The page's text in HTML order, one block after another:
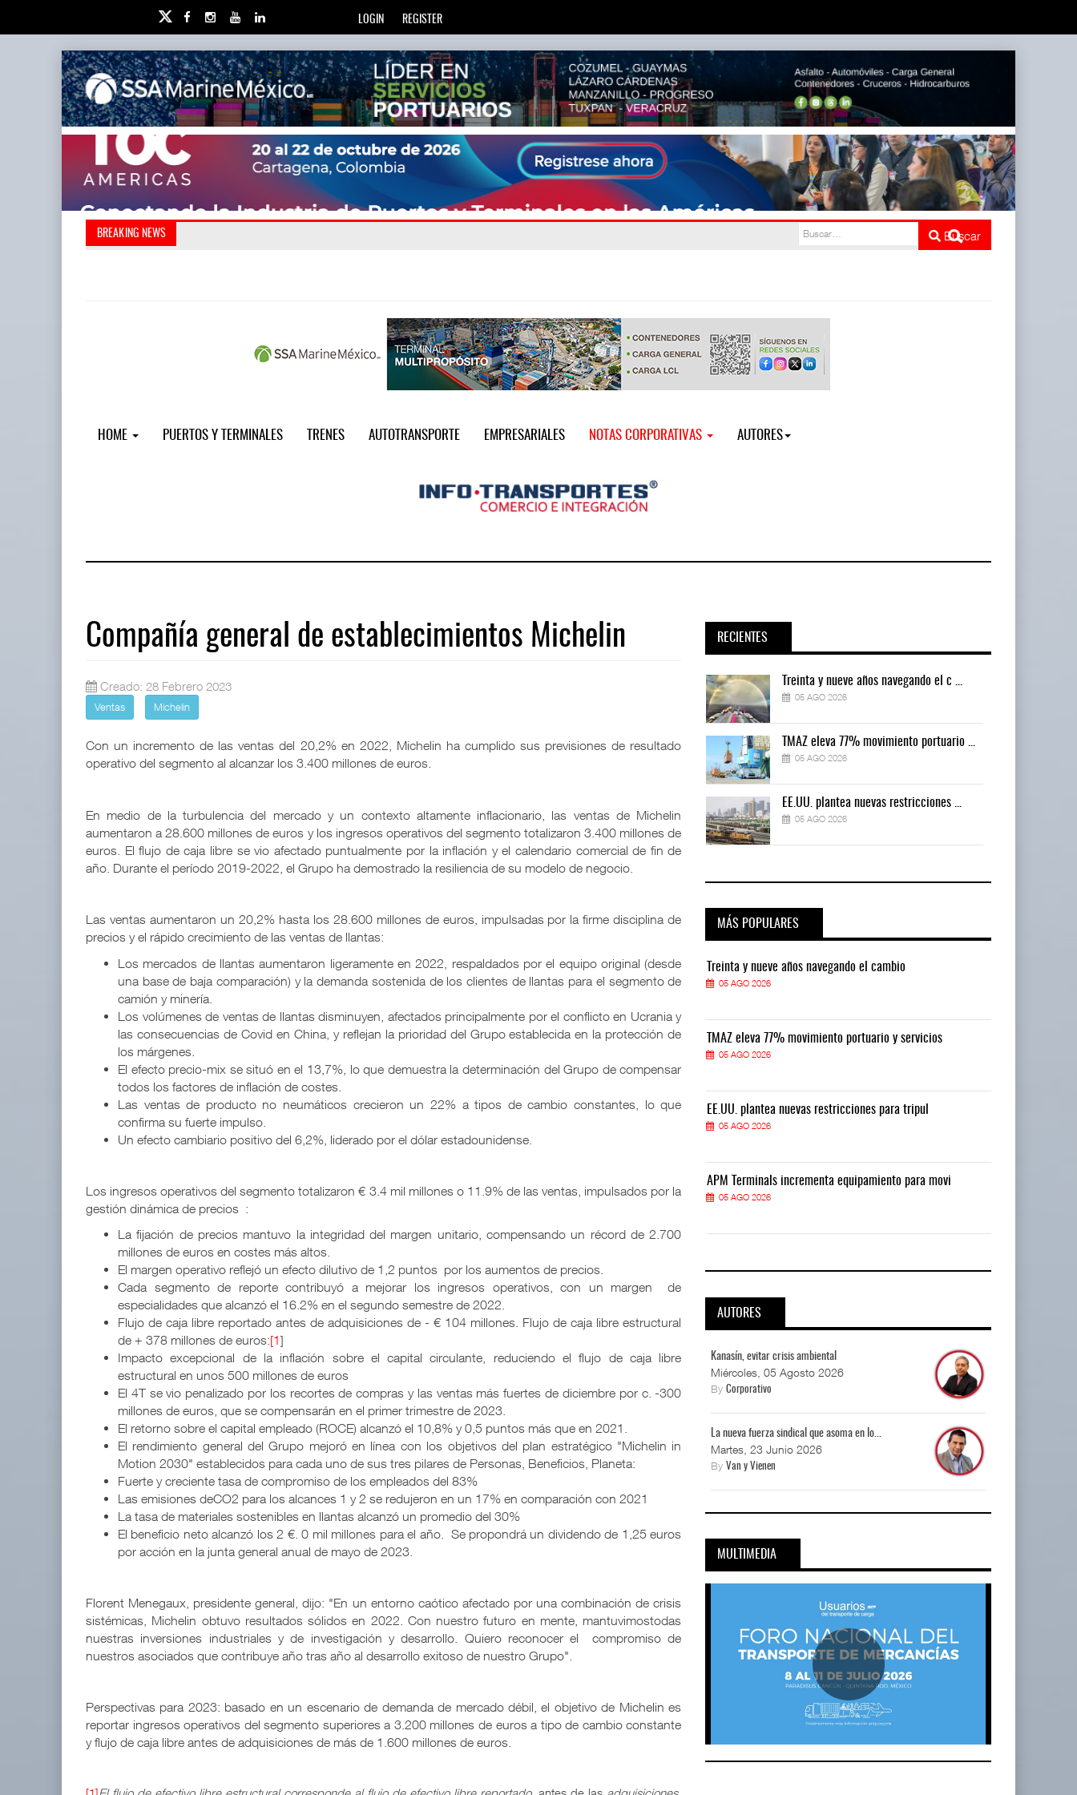
LOGIN REGISTER
BREAKING NEWS Buscar
HOME PUERTOS Y TERMINALES TRENES AUTOTRANSPORTE EMPRESARIALES NOTAS CORPORATIVAS AUTORES
Compañía general de establecimientos Michelin
Creado: 28 Febrero 2023
Ventas Michelin
Con un incremento de las ventas del 20,2% en 2022, Michelin ha cumplido sus previsiones de resultado
operativo del segmento al alcanzar los 3.400 millones de euros.
En medio de la turbulencia del mercado y un contexto altamente inflacionario, las ventas de Michelin
aumentaron a 28.600 millones de euros y los ingresos operativos del segmento totalizaron 3.400 millones de
euros. El flujo de caja libre se vio afectado puntualmente por la inflación y el calendario comercial de fin de
año. Durante el período 2019-2022, el Grupo ha demostrado la resiliencia de su modelo de negocio.
Las ventas aumentaron un 20,2% hasta los 28.600 millones de euros, impulsadas por la firme disciplina de
precios y el rápido crecimiento de las ventas de llantas:
Los mercados de llantas aumentaron ligeramente en 2022, respaldados por el equipo original (desde
una base de baja comparación) y la demanda sostenida de los clientes de llantas para el segmento de
camión y minería.
Los volúmenes de ventas de llantas disminuyen, afectados principalmente por el conflicto en Ucrania y
las consecuencias de Covid en China, y reflejan la prioridad del Grupo establecida en la protección de
los márgenes.
El efecto precio-mix se situó en el 13,7%, lo que demuestra la determinación del Grupo de compensar
todos los factores de inflación de costes.
Las ventas de producto no neumáticos crecieron un 22% a tipos de cambio constantes, lo que
confirma su fuerte impulso.
Un efecto cambiario positivo del 6,2%, liderado por el dólar estadounidense.
Los ingresos operativos del segmento totalizaron € 3.4 mil millones o 11.9% de las ventas, impulsados por la
gestión dinámica de precios :
La fijación de precios mantuvo la integridad del margen unitario, compensando un récord de 2.700
millones de euros en costes más altos.
El margen operativo reflejó un efecto dilutivo de 1,2 puntos por los aumentos de precios.
Cada segmento de reporte contribuyó a mejorar los ingresos operativos, con un margen de
especialidades que alcanzó el 16.2% en el segundo semestre de 2022.
Flujo de caja libre reportado antes de adquisiciones de - € 104 millones. Flujo de caja libre estructural
de + 378 millones de euros:[1]
Impacto excepcional de la inflación sobre el capital circulante, reduciendo el flujo de caja libre
estructural en unos 500 millones de euros
El 4T se vio penalizado por los recortes de compras y las ventas más fuertes de diciembre por c. -300
millones de euros, que se compensarán en el primer trimestre de 2023.
El retorno sobre el capital empleado (ROCE) alcanzó el 10,8% y 0,5 puntos más que en 2021.
El rendimiento general del Grupo mejoró en línea con los objetivos del plan estratégico "Michelin in
Motion 2030" establecidos para cada uno de sus tres pilares de Personas, Beneficios, Planeta:
Fuerte y creciente tasa de compromiso de los empleados del 83%
Las emisiones deCO2 para los alcances 1 y 2 se redujeron en un 17% en comparación con 2021
La tasa de materiales sostenibles en llantas alcanzó un promedio del 30%
El beneficio neto alcanzó los 2 €. 0 mil millones para el año. Se propondrá un dividendo de 1,25 euros
por acción en la junta general anual de mayo de 2023.
Florent Menegaux, presidente general, dijo: "En un entorno caótico afectado por una combinación de crisis
sistémicas, Michelin obtuvo resultados sólidos en 2022. Con nuestro futuro en mente, mantuvimostodas
nuestras inversiones industriales y de investigación y desarrollo. Quiero reconocer el compromiso de
nuestros asociados que contribuye año tras año al desarrollo exitoso de nuestro Grupo".
Perspectivas para 2023: basado en un escenario de demanda de mercado débil, el objetivo de Michelin es
reportar ingresos operativos del segmento superiores a 3.200 millones de euros a tipo de cambio constante
y flujo de caja libre antes de adquisiciones de más de 1.600 millones de euros.
RECIENTES
Treinta y nueve años navegando el c ...
TMAZ eleva 77% movimiento portuario ...
05 AGO 2026
05 AGO 2026
TMAZ eleva 77% movimiento portuario ...
05 AGO 2026
Treinta y nueve años navegando el c ...
05 AGO 2026
TMAZ eleva 77% movimiento portuario ...
05 AGO 2026
EE.UU. plantea nuevas restricciones ...
05 AGO 2026
MÁS POPULARES
Treinta y nueve años navegando el cambio
05 AGO 2026
TMAZ eleva 77% movimiento portuario y servicios
05 AGO 2026
EE.UU. plantea nuevas restricciones para tripul
05 AGO 2026
05 AGO 2026
Treinta y nueve años navegando el cambio
05 AGO 2026
TMAZ eleva 77% movimiento portuario y servicios
EE.UU. plantea nuevas restricciones para tripul
05 AGO 2026
Treinta y nueve años navegando el cambio
05 AGO 2026
TMAZ eleva 77% movimiento portuario y servicios
05 AGO 2026
EE.UU. plantea nuevas restricciones para tripul
05 AGO 2026
APM Terminals incrementa equipamiento para movi
05 AGO 2026
AUTORES
Kanasín, evitar crisis ambiental
Miércoles, 05 Agosto 2026
ByCorporativo
La nueva fuerza sindical que asoma en lo...
Martes, 23 Junio 2026
ByVan y Vienen
MULTIMEDIA